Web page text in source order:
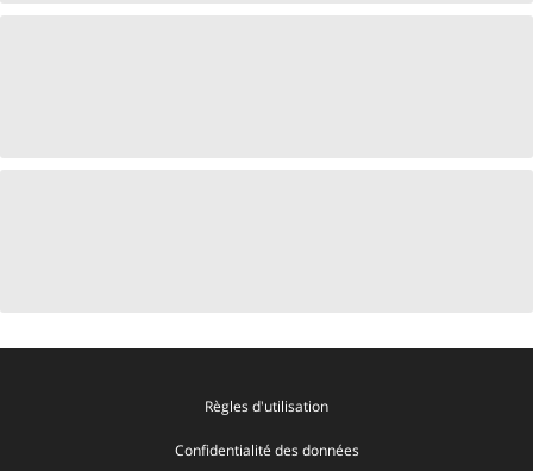
Règles d'utilisation
Confidentialité des données